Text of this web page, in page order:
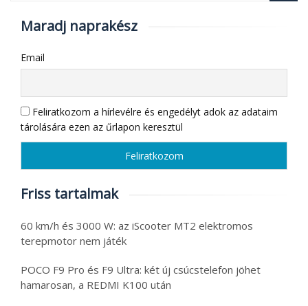
Maradj naprakész
Email
Feliratkozom a hírlevélre és engedélyt adok az adataim
tárolására ezen az űrlapon keresztül
Friss tartalmak
60 km/h és 3000 W: az iScooter MT2 elektromos
terepmotor nem játék
POCO F9 Pro és F9 Ultra: két új csúcstelefon jöhet
hamarosan, a REDMI K100 után